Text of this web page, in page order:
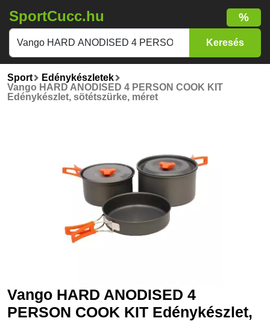
SportCucc.hu %
Sport
Edénykészletek
Vango HARD ANODISED 4 PERSON COOK KIT
Edénykészlet, sötétszürke, méret
Vango HARD ANODISED 4
PERSON COOK KIT Edénykészlet,